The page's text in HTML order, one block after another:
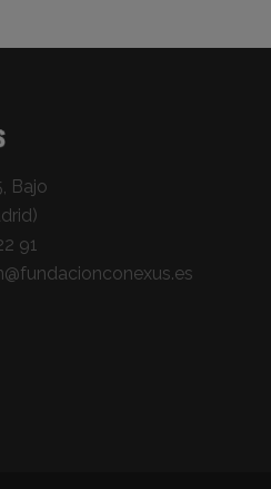
Bajo
91